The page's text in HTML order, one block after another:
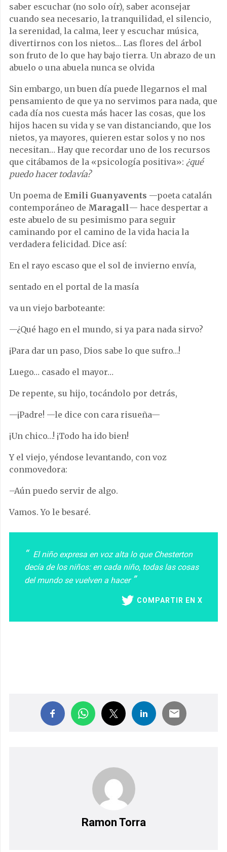
saber escuchar (no solo oír), saber aconsejar
cuando sea necesario, la tranquilidad, el silencio,
la serenidad, la calma, leer y escuchar música,
divertirnos con los nietos… Las flores del árbol
son fruto de lo que hay bajo tierra. Un abrazo de un
abuelo o una abuela nunca se olvida
Sin embargo, un buen día puede llegarnos el mal
pensamiento de que ya no servimos para nada, que
cada día nos cuesta más hacer las cosas, que los
hijos hacen su vida y se van distanciando, que los
nietos, ya mayores, quieren estar solos y no nos
necesitan… Hay que recordar uno de los recursos
que citábamos de la «psicología positiva»: ¿qué
puedo hacer todavía?
Un poema de Emili Guanyavents —poeta catalán
contemporáneo de Maragall— hace despertar a
este abuelo de su pesimismo para seguir
caminando por el camino de la vida hacia la
verdadera felicidad. Dice así:
En el rayo escaso que el sol de invierno envía,
sentado en el portal de la masía
va un viejo barboteante:
—¿Qué hago en el mundo, si ya para nada sirvo?
¡Para dar un paso, Dios sabe lo que sufro…!
Luego… casado el mayor…
De repente, su hijo, tocándolo por detrás,
—¡Padre! —le dice con cara risueña—
¡Un chico…! ¡Todo ha ido bien!
Y el viejo, yéndose levantando, con voz
conmovedora:
–Aún puedo servir de algo.
Vamos. Yo le besaré.
El niño expresa en voz alta lo que Chesterton
decía de los niños: en cada niño, todas las cosas
del mundo se vuelven a hacer
COMPARTIR EN X
Ramon Torra